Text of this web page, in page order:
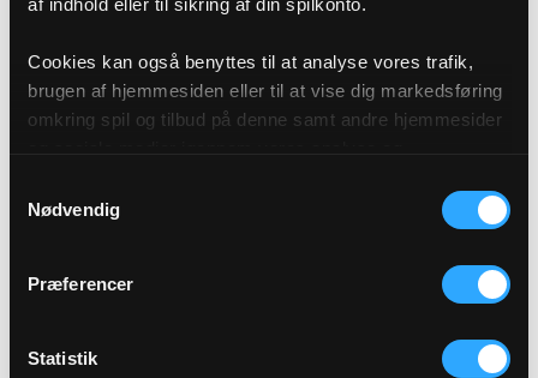
af indhold eller til sikring af din spilkonto.
Cookies kan også benyttes til at analyse vores trafik,
brugen af hjemmesiden eller til at vise dig markedsføring
omkring spil og tilbud på denne samt andre hjemmesider
af cookies under "Detaljer" eller ved at klikke videre til
vores Cookiepolitik, som du finder i bunden af vores
Nødvendig
Præferencer
Statistik